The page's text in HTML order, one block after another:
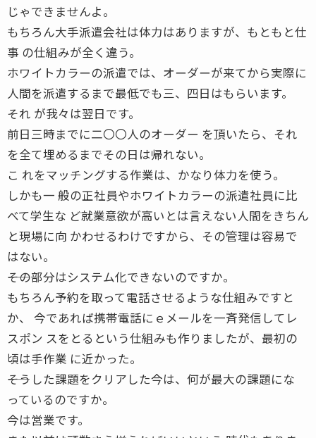
じゃできませんよ。
もちろん大手派遣会社は体力はありますが、もともと仕
事 の仕組みが全く違う。
ホワイトカラーの派遣では、オーダーが来てから実際に
人間を派遣するまで最低でも三、四日はもらいます。
それ が我々は翌日です。
前日三時までに二〇〇人のオーダー を頂いたら、それ
を全て埋めるまでその日は帰れない。
こ れをマッチングする作業は、かなり体力を使う。
しかも一 般の正社員やホワイトカラーの派遣社員に比
べて学生な ど就業意欲が高いとは言えない人間をきちん
と現場に向 かわせるわけですから、その管理は容易で
はない。
――その部分はシステム化できないのですか。
もちろん予約を取って電話させるような仕組みですと
か、 今であれば携帯電話にｅメールを一斉発信してレ
スポン スをとるという仕組みも作りましたが、最初の
頃は手作業 に近かった。
――そうした課題をクリアした今は、何が最大の課題にな
っているのですか。
今は営業です。